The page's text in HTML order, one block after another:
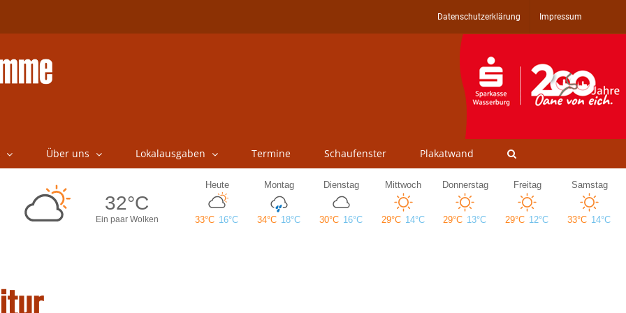
Datenschutzerklärung Impressum
Über uns Lokalausgaben Termine Schaufenster Plakatwand